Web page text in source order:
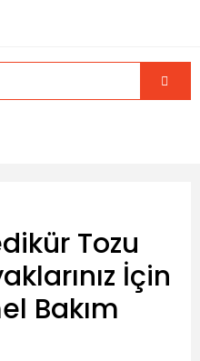
Tozu
İçin
Bakım